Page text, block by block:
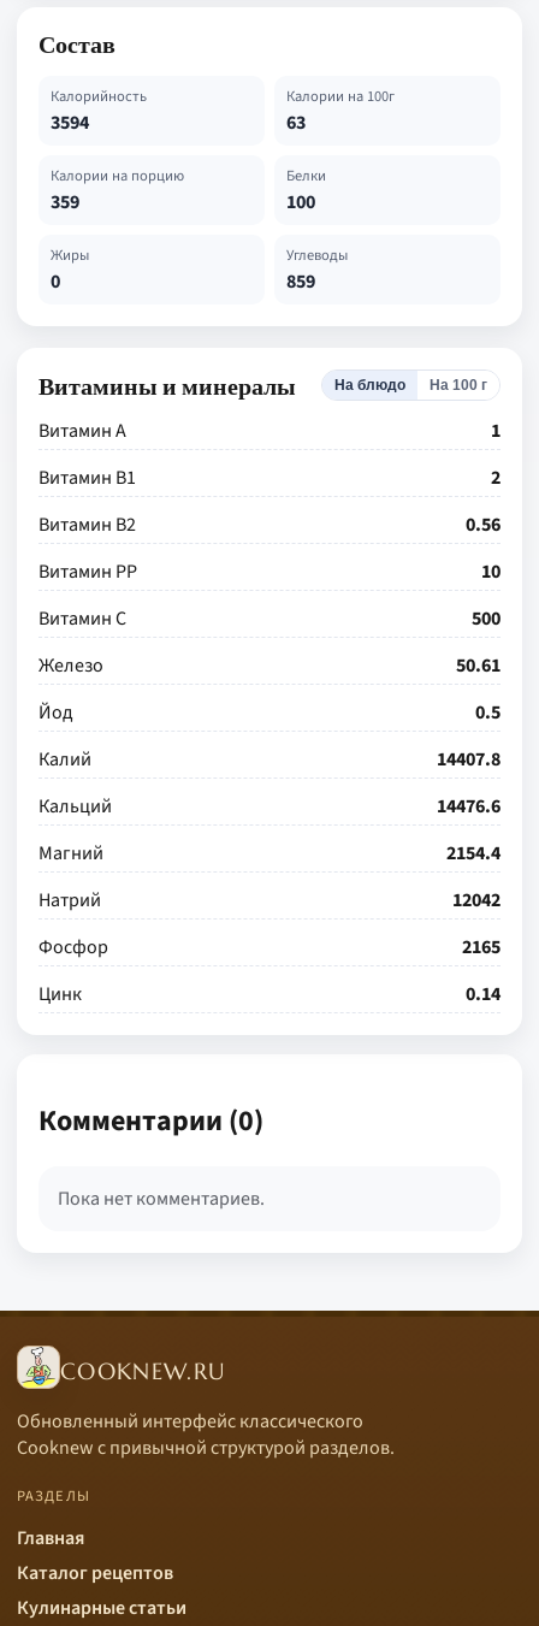
Состав
Калорийность
3594
Калории на 100г
63
Калории на порцию
359
Белки
100
Жиры
0
Углеводы
859
Витамины и минералы На блюдо На 100 г
Витамин А
1
Витамин В1
2
Витамин В2
0.56
Витамин РР
10
Витамин С
500
Железо
50.61
Йод
0.5
Калий
14407.8
Кальций
14476.6
Магний
2154.4
Натрий
12042
Фосфор
2165
Цинк
0.14
Комментарии (0)
Пока нет комментариев.
COOKNEW.RU
Обновленный интерфейс классического
Cooknew с привычной структурой разделов.
РАЗДЕЛЫ
Главная
Каталог рецептов
Кулинарные статьи